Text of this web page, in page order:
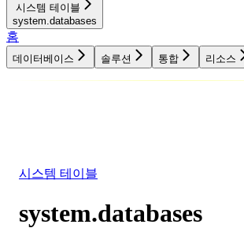
시스템 테이블
system.databases
홈
데이터베이스 솔루션 통합 리소스
시스템 테이블
system.databases